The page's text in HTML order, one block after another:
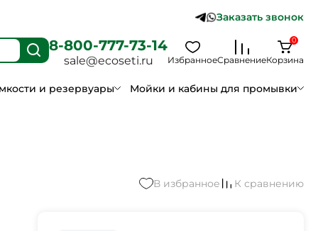
Заказать звонок
8-800-777-73-14
sale@ecoseti.ru ИзбранноеСравнениеКорзина
0
и резервуары Мойки и кабины для промывки
В избранное К сравнению